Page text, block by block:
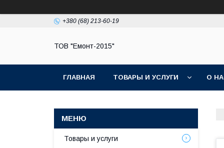
+380 (68) 213-60-19
ТОВ "Емонт-2015"
ГЛАВНАЯ ТОВАРЫ И УСЛУГИ О
Товары и услуги